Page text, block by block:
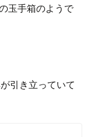
玉手箱のようで
引き立っていて